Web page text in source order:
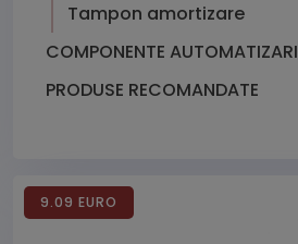
Tampon amortizare
COMPONENTE AUTOMATIZARI
PRODUSE RECOMANDATE
9.09 EURO